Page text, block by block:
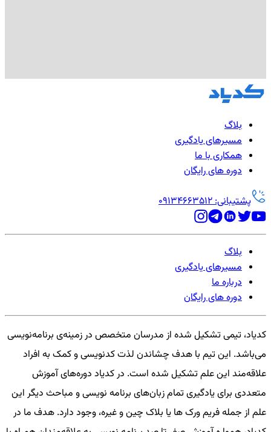
بلاگ
مسیرهای یادگیری
همکاری با ما
دوره های رایگان
پشتیبانی: 09134663512
بلاگ
مسیرهای یادگیری
درباره ما
دوره های رایگان
کدیاد، تیمی تشکیل شده از مدرسان متخصص در زمینه‌ی برنامه‌نویسی
می‌باشد. این تیم با هدف چشاندن لذت کدنویسی و کمک به افراد
علاقه‌مند این علم تشکیل شده است. در کدیاد دوره‌های آموزش
متعددی برای یادگیری تمام زبان‌های برنامه نویسی و مباحث دیگر این
علم از جمله فریم ورک ها یا بلاک چین و غیره، وجود دارد. هدف ما در